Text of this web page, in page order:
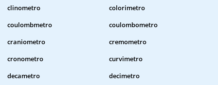
clinometro
colorimetro
coulombmetro
coulombometro
craniometro
cremometro
cronometro
curvimetro
decametro
decimetro